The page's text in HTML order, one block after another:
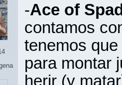
-Ace of
contamos
tenemos
para montar
herir (y